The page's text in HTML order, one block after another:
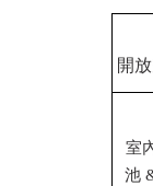
開
室
池